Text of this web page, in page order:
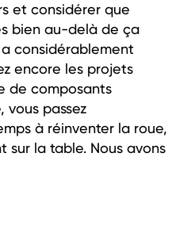
et considérer que
bien au-delà de ça
considérablement
encore les projets
de composants
passez
à réinventer la roue,
sur la table. Nous avons